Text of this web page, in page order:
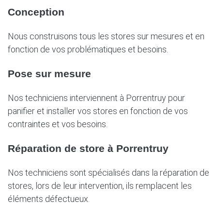
Conception
Nous construisons tous les stores sur mesures et en
fonction de vos problématiques et besoins.
Pose sur mesure
Nos techniciens interviennent à Porrentruy pour
panifier et installer vos stores en fonction de vos
contraintes et vos besoins.
Réparation de store à Porrentruy
Nos techniciens sont spécialisés dans la réparation de
stores, lors de leur intervention, ils remplacent les
éléments défectueux.